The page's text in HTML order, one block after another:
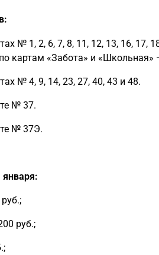
№ 1, 2, 6, 7, 8, 11, 12, 13, 16, 17,
картам «Забота» и «Школьная»
№ 4, 9, 14, 23, 27, 40, 43 и 48.
№ 37.
№ 37Э.
руб.;